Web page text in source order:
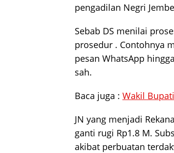
pengadilan Negri
Sebab DS menilai
prosedur . Contohnya
pesan WhatsApp
sah.
Baca juga : Wakil
JN yang menjadi
ganti rugi Rp1.8 M.
akibat perbuatan